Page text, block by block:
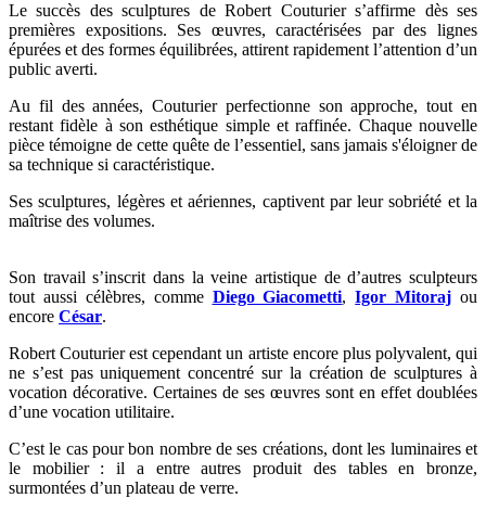
Le succès des sculptures de Robert Couturier s’affirme dès ses
premières expositions. Ses œuvres, caractérisées par des lignes
épurées et des formes équilibrées, attirent rapidement l’attention d’un
public averti.
Au fil des années, Couturier perfectionne son approche, tout en
restant fidèle à son esthétique simple et raffinée. Chaque nouvelle
pièce témoigne de cette quête de l’essentiel, sans jamais s'éloigner de
sa technique si caractéristique.
Ses sculptures, légères et aériennes, captivent par leur sobriété et la
maîtrise des volumes.
Son travail s’inscrit dans la veine artistique de d’autres sculpteurs
tout aussi célèbres, comme Diego Giacometti,Igor Mitoraj ou
encore César.
Robert Couturier est cependant un artiste encore plus polyvalent, qui
ne s’est pas uniquement concentré sur la création de sculptures à
vocation décorative. Certaines de ses œuvres sont en effet doublées
d’une vocation utilitaire.
C’est le cas pour bon nombre de ses créations, dont les luminaires et
le mobilier : il a entre autres produit des tables en bronze,
surmontées d’un plateau de verre.